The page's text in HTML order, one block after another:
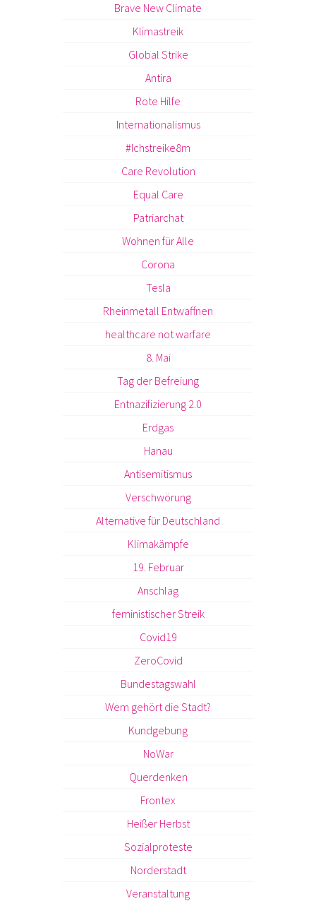
Brave New Climate
Klimastreik
Global Strike
Antira
Rote Hilfe
Internationalismus
#Ichstreike8m
Care Revolution
Equal Care
Patriarchat
Wohnen für Alle
Corona
Tesla
Rheinmetall Entwaffnen
healthcare not warfare
8. Mai
Tag der Befreiung
Entnazifizierung 2.0
Erdgas
Hanau
Antisemitismus
Verschwörung
Alternative für Deutschland
Klimakämpfe
19. Februar
Anschlag
feministischer Streik
Covid19
ZeroCovid
Bundestagswahl
Wem gehört die Stadt?
Kundgebung
NoWar
Querdenken
Frontex
Heißer Herbst
Sozialproteste
Norderstadt
Veranstaltung